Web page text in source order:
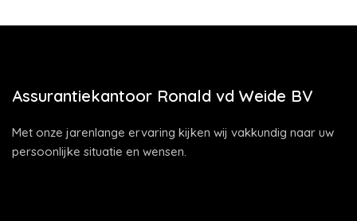
Assurantiekantoor Ronald vd Weide BV
Met onze jarenlange ervaring kijken wij vakkundig naar uw
persoonlijke situatie en wensen.